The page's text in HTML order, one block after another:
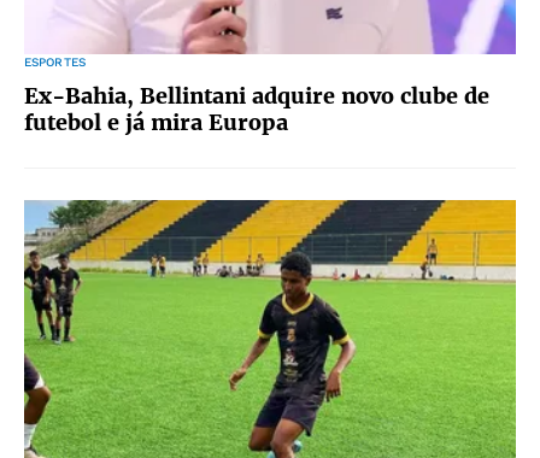
ESPORTES
Ex-Bahia, Bellintani adquire novo clube de
futebol e já mira Europa